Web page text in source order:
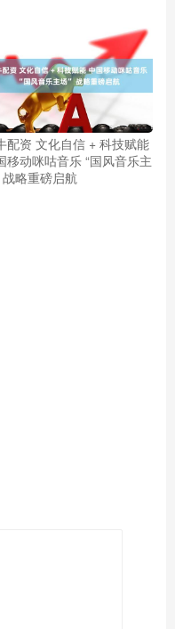
配资 文化自信 + 科技赋能
移动咪咕音乐 “国风音乐主
战略重磅启航